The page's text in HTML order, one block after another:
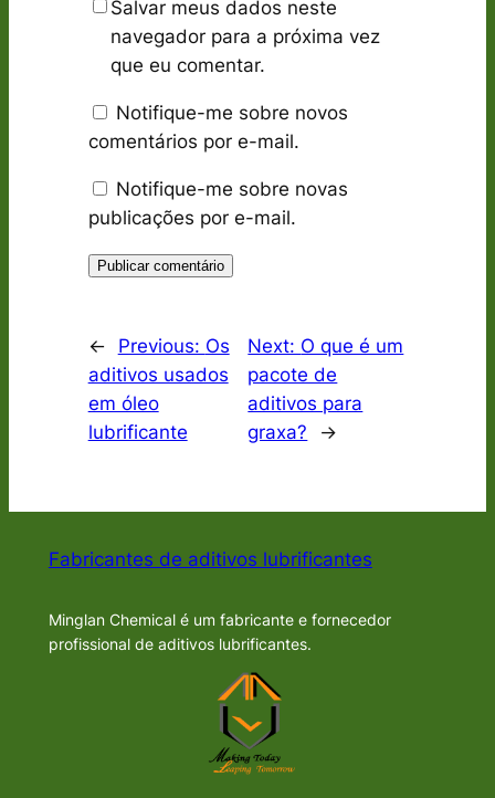
Salvar meus dados neste
navegador para a próxima vez
que eu comentar.
Notifique-me sobre novos
comentários por e-mail.
Notifique-me sobre novas
publicações por e-mail.
← Previous: Os
aditivos usados
em óleo
lubrificante
Next: O que é um
pacote de
aditivos para
graxa?
→
Fabricantes de aditivos lubrificantes
Minglan Chemical é um fabricante e fornecedor
profissional de aditivos lubrificantes.